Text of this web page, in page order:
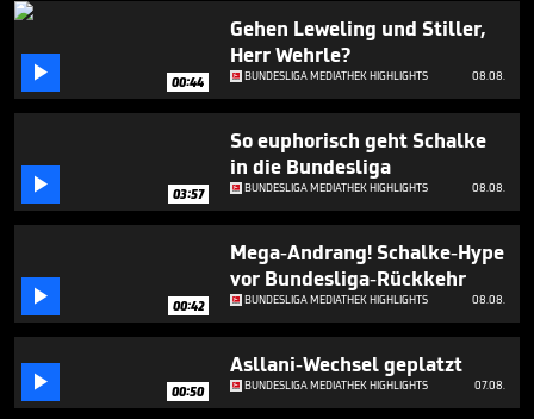
 00:44
Gehen Leweling und Stiller,
Herr Wehrle?
BUNDESLIGA MEDIATHEK HIGHLIGHTS 08.08.
 03:57
So euphorisch geht Schalke
in die Bundesliga
BUNDESLIGA MEDIATHEK HIGHLIGHTS 08.08.
 00:42
Mega-Andrang! Schalke-Hype
vor Bundesliga-Rückkehr
BUNDESLIGA MEDIATHEK HIGHLIGHTS 08.08.
 00:50
Asllani-Wechsel geplatzt
BUNDESLIGA MEDIATHEK HIGHLIGHTS 07.08.